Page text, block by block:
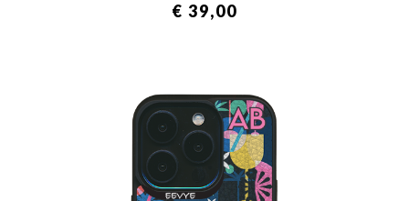
€ 39,00